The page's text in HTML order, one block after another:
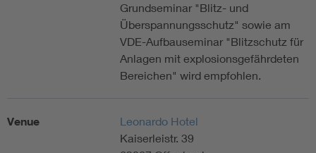
Grundseminar "Blitz- und
Überspannungsschutz" sowie am
VDE-Aufbauseminar "Blitzschutz für
Anlagen mit explosionsgefährdeten
Bereichen" wird empfohlen.
Venue
Leonardo Hotel
Kaiserleistr. 39